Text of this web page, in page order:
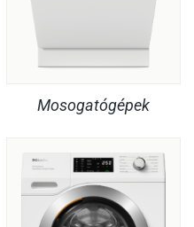
Mosogatógépek